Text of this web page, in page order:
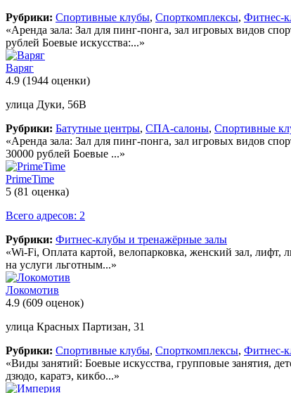
Рубрики: Спортивные клубы, Спорткомплексы, Фитнес-
«Аренда зала: Зал для пинг-понга, зал игровых видов
рублей Боевые искусства:...»
Варяг
4.9 (1944 оценки)
улица Дуки, 56В
Рубрики: Батутные центры, СПА-салоны, Спортивные
«Аренда зала: Зал для пинг-понга, зал игровых видов
30000 рублей Боевые ...»
PrimeTime
5 (81 оценка)
Всего адресов: 2
Рубрики: Фитнес-клубы и тренажёрные залы
«Wi-Fi, Оплата картой, велопарковка, женский зал, лифт,
на услуги льготным...»
Локомотив
4.9 (609 оценок)
улица Красных Партизан, 31
Рубрики: Спортивные клубы, Спорткомплексы, Фитнес-
«Виды занятий: Боевые искусства, групповые занятия,
дзюдо, каратэ, кикбо...»